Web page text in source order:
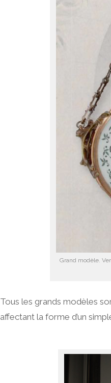
Grand modèle.
Tous les grands modèles
affectant la forme d’un